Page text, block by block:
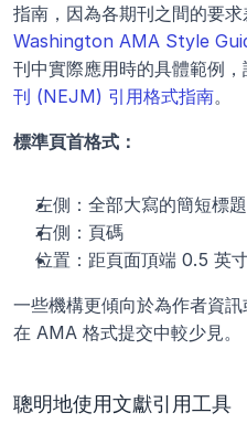
指南，因為各期刊之間的要求
Washington AMA Style
刊中實際應用時的具體範例
刊 (NEJM) 引用格式指南。
標準頁首格式：
左側：全部大寫的簡短標題
右側：頁碼
位置：距頁面頂端 0.5 英
一些機構更傾向於為作者資
在 AMA 格式提交中較少見。
聰明地使用文獻引用工具